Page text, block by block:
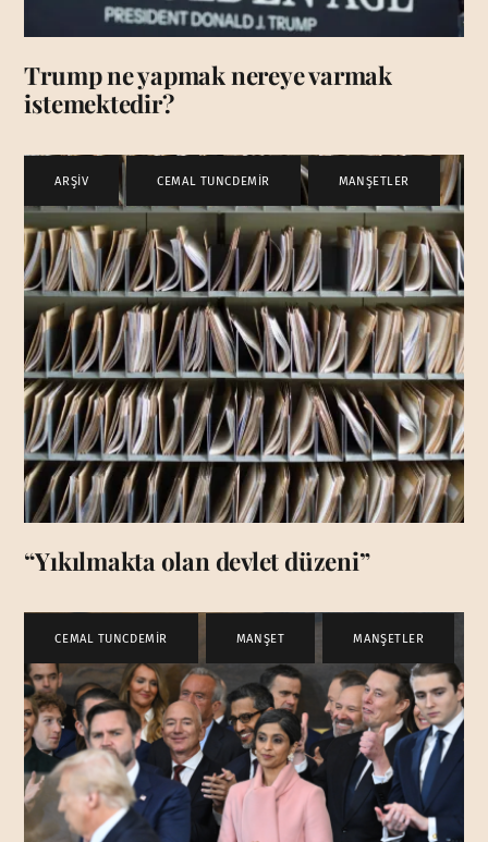
Trump ne yapmak nereye varmak
istemektedir?
ARŞİV CEMAL TUNCDEMİR , MANŞETLER
“Yıkılmakta olan devlet düzeni”
CEMAL TUNCDEMİR MANŞET MANŞETLER